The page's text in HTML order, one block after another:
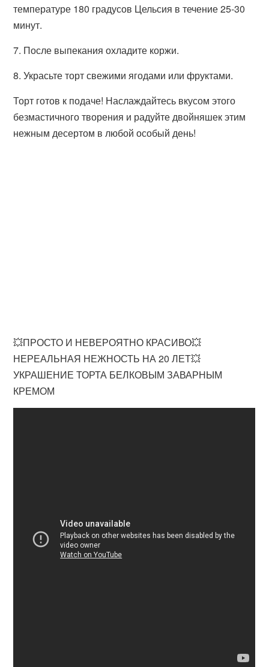
температуре 180 градусов Цельсия в течение 25-30
минут.
7. После выпекания охладите коржи.
8. Украсьте торт свежими ягодами или фруктами.
Торт готов к подаче! Наслаждайтесь вкусом этого
безмастичного творения и радуйте двойняшек этим
нежным десертом в любой особый день!
💥ПРОСТО И НЕВЕРОЯТНО КРАСИВО💥
НЕРЕАЛЬНАЯ НЕЖНОСТЬ НА 20 ЛЕТ💥
УКРАШЕНИЕ ТОРТА БЕЛКОВЫМ ЗАВАРНЫМ
КРЕМОМ